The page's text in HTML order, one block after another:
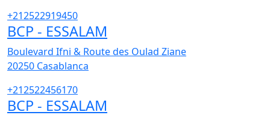
+212522919450
BCP - ESSALAM
Boulevard Ifni & Route des Oulad Ziane
20250 Casablanca
+212522456170
BCP - ESSALAM